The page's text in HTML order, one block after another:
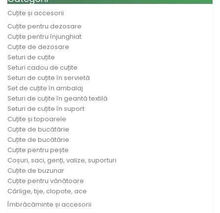
Cuțite și accesorii
Cuțite pentru dezosare
Cuțite pentru înjunghiat
Cuțite de dezosare
Seturi de cuțite
Seturi cadou de cuțite
Seturi de cuțite în servietă
Set de cuțite în ambalaj
Seturi de cuțite în geantă textilă
Seturi de cuțite în suport
Cuțite și topoarele
Cuțite de bucătărie
Cuțite de bucătărie
Cuțite pentru pește
Coșuri, saci, genți, valize, suporturi
Cuțite de buzunar
Cuțite pentru vânătoare
Cârlige, tije, clopote, ace
Îmbrăcăminte și accesorii